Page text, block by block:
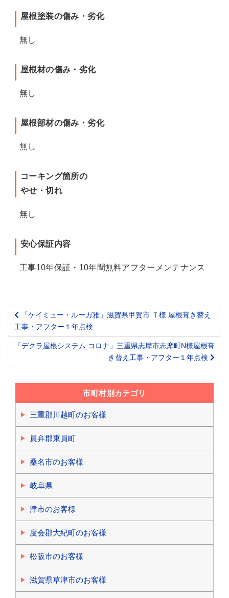
屋根塗装の傷み・劣化
無し
屋根材の傷み・劣化
無し
屋根部材の傷み・劣化
無し
コーキング箇所の
やせ・切れ
無し
安心保証内容
工事10年保証・10年間無料アフターメンテナンス
Post
navigation
「ケイミュー・ルーガ雅」滋賀県甲賀市 Ｔ様 屋根葺き替え
工事・アフター１年点検
「デクラ屋根システム コロナ」三重県志摩市志摩町N様屋根葺
き替え工事・アフター１年点検
市町村別カテゴリ
三重郡川越町のお客様
員弁郡東員町
桑名市のお客様
岐阜県
津市のお客様
度会郡大紀町のお客様
松阪市のお客様
滋賀県草津市のお客様